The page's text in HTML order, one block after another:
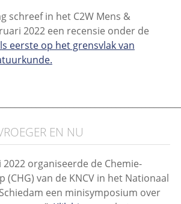
schreef in het C2W Mens &
2022 een recensie onder de
eerste op het grensvlak van
EN NU
2022 organiseerde de Chemie-
(CHG) van de KNCV in het Nationaal
een minisymposium over